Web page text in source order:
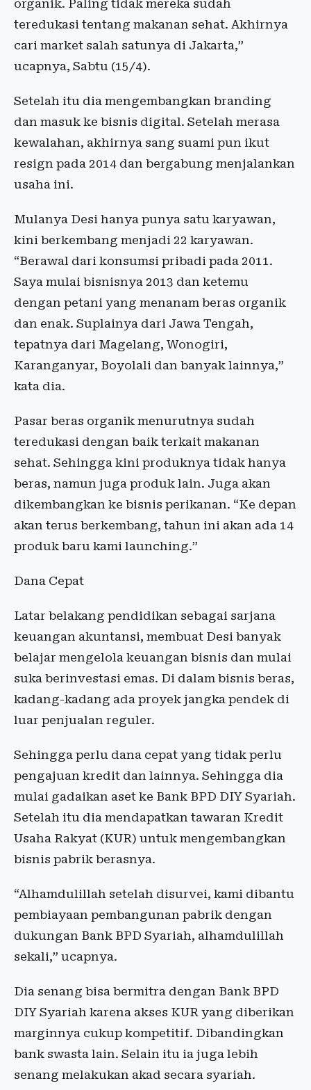
organik. Paling tidak mereka sudah
teredukasi tentang makanan sehat. Akhirnya
cari market salah satunya di Jakarta,”
ucapnya, Sabtu (15/4).
Setelah itu dia mengembangkan branding
dan masuk ke bisnis digital. Setelah merasa
kewalahan, akhirnya sang suami pun ikut
resign pada 2014 dan bergabung menjalankan
usaha ini.
Mulanya Desi hanya punya satu karyawan,
kini berkembang menjadi 22 karyawan.
“Berawal dari konsumsi pribadi pada 2011.
Saya mulai bisnisnya 2013 dan ketemu
dengan petani yang menanam beras organik
dan enak. Suplainya dari Jawa Tengah,
tepatnya dari Magelang, Wonogiri,
Karanganyar, Boyolali dan banyak lainnya,”
kata dia.
Pasar beras organik menurutnya sudah
teredukasi dengan baik terkait makanan
sehat. Sehingga kini produknya tidak hanya
beras, namun juga produk lain. Juga akan
dikembangkan ke bisnis perikanan. “Ke depan
akan terus berkembang, tahun ini akan ada 14
produk baru kami launching.”
Dana Cepat
Latar belakang pendidikan sebagai sarjana
keuangan akuntansi, membuat Desi banyak
belajar mengelola keuangan bisnis dan mulai
suka berinvestasi emas. Di dalam bisnis beras,
kadang-kadang ada proyek jangka pendek di
luar penjualan reguler.
Sehingga perlu dana cepat yang tidak perlu
pengajuan kredit dan lainnya. Sehingga dia
mulai gadaikan aset ke Bank BPD DIY Syariah.
Setelah itu dia mendapatkan tawaran Kredit
Usaha Rakyat (KUR) untuk mengembangkan
bisnis pabrik berasnya.
“Alhamdulillah setelah disurvei, kami dibantu
pembiayaan pembangunan pabrik dengan
dukungan Bank BPD Syariah, alhamdulillah
sekali,” ucapnya.
Dia senang bisa bermitra dengan Bank BPD
DIY Syariah karena akses KUR yang diberikan
marginnya cukup kompetitif. Dibandingkan
bank swasta lain. Selain itu ia juga lebih
senang melakukan akad secara syariah.